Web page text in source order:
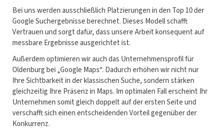
Bei uns werden ausschließlich Platzierungen in den Top 10 der
Google Suchergebnisse berechnet. Dieses Modell schafft
Vertrauen und sorgt dafür, dass unsere Arbeit konsequent auf
messbare Ergebnisse ausgerichtet ist.
Außerdem optimieren wir auch das Unternehmensprofil für
Oldenburg bei „Google Maps“. Dadurch erhöhen wir nicht nur
Ihre Sichtbarkeit in der klassischen Suche, sondern stärken
gleichzeitig Ihre Präsenz in Maps. Im optimalen Fall erscheint Ihr
Unternehmen somit gleich doppelt auf der ersten Seite und
verschafft sich einen entscheidenden Vorteil gegenüber der
Konkurrenz.